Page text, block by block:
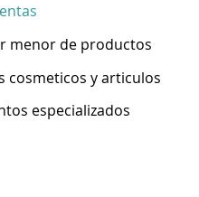
menor de productos
cosmeticos y articulos
especializados